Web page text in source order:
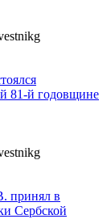
81-й годовщине
принял в
Сербской